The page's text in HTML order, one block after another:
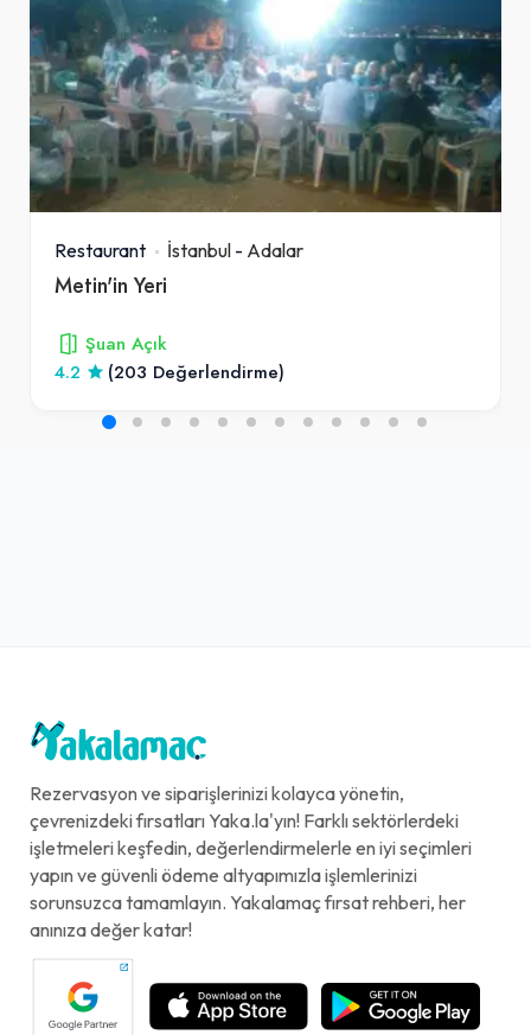
Restaurant İstanbul - Adalar
Metin'in Yeri
Şuan Açık
4.2
(203 Değerlendirme)
Rezervasyon ve siparişlerinizi kolayca yönetin,
çevrenizdeki fırsatları Yaka.la'yın! Farklı sektörlerdeki
işletmeleri keşfedin, değerlendirmelerle en iyi seçimleri
yapın ve güvenli ödeme altyapımızla işlemlerinizi
sorunsuzca tamamlayın. Yakalamaç fırsat rehberi, her
anınıza değer katar!